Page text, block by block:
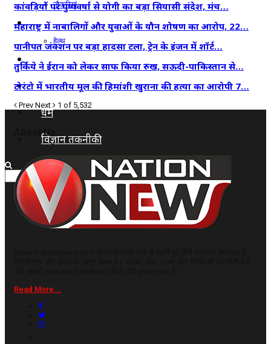
नौकरियां
जीवन शैली
हेल्थ
क्राइम
कृषि
धर्म
विज्ञान तकनीकी
कांवड़ियों पर पुष्पवर्षा से योगी का बड़ा सियासी संदेश, मंच…
महाराष्ट्र में नाबालिगों और युवाओं के यौन शोषण का आरोप, 22…
पानीपत जंक्शन पर बड़ा हादसा टला, ट्रेन के इंजन में शॉर्ट…
तुर्किये ने ईरान को लेकर साफ किया रुख, सऊदी-पाकिस्तान से…
टोरंटो में भारतीय मूल की हिमांशी खुराना की हत्या का आरोपी 7…
Prev Next 1 of 5,532
About Us
Read More...